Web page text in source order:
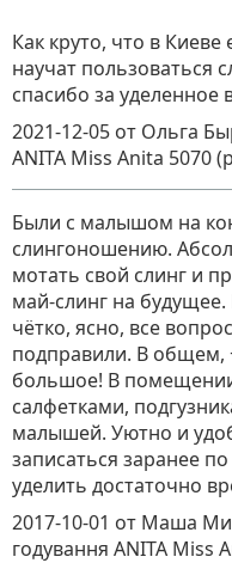
Как круто, что в Киеве
научат пользоваться
спасибо за уделенное
2021-12-05 от Ольга
ANITA Miss Anita 5070
Были с малышом на
слингоношению.
мотать свой слинг и
май-слинг на
чётко, ясно, все
подправили. В общем,
большое! В
салфетками,
малышей. Уютно и
записаться заранее
уделить достаточно
2017-10-01 от Маша
годування ANITA Miss